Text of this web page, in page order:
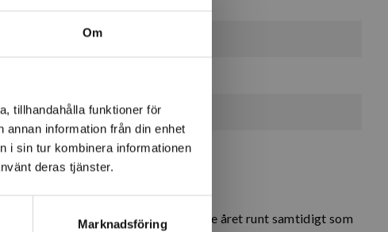
Om
tillhandahålla funktioner för
information från din enhet
i sin tur kombinera informationen
deras tjänster.
Marknadsföring
2 st
och lätt kruka som tål att stå ute året runt samtidigt som